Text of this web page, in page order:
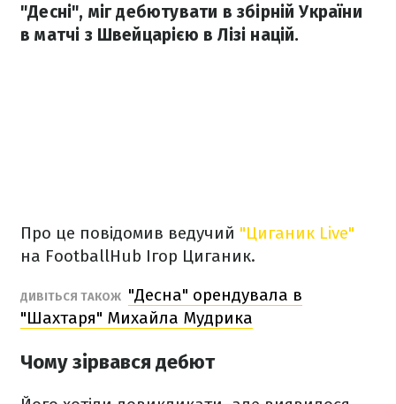
"Десні", міг дебютувати в збірній України
в матчі з Швейцарією в Лізі націй.
Про це повідомив ведучий "Циганик Live"
на FootballHub Ігор Циганик.
ДИВІТЬСЯ ТАКОЖ "Десна" орендувала в
"Шахтаря" Михайла Мудрика
Чому зірвався дебют